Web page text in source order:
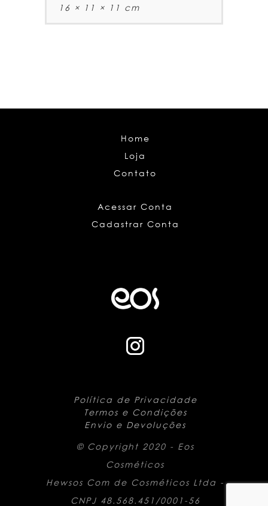
16 × 11 × 11 cm
Home
Loja
Contato
Acessar Conta
Cadastrar Conta
Política de Privacidade
Termos e Condições
Envio e Devoluções
© Copyright 2020 - Eos
Cosméticos
Hewsos Com de Cosméticos Ltda -
CNPJ 48.568.451/0001-56